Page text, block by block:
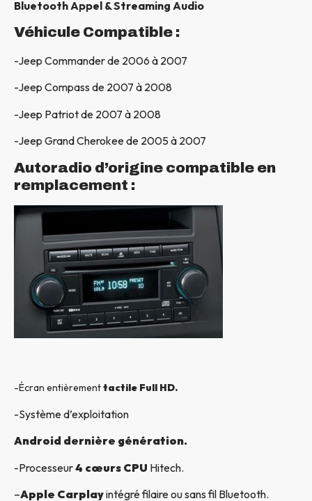
Bluetooth Appel & Streaming Audio
Véhicule Compatible :
-Jeep Commander de 2006 à 2007
-Jeep Compass de 2007 à 2008
-Jeep Patriot de 2007 à 2008
-Jeep Grand Cherokee de 2005 à 2007
Autoradio d’origine compatible en
remplacement :
-Écran entièrementtactile Full HD.
-Système d’exploitation
Android dernière génération.
-Processeur4 cœurs CPU Hitech.
–Apple Carplayintégré filaire ou sans fil Bluetooth.